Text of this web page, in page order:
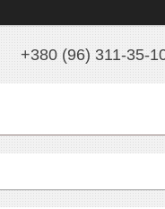
+380 (96) 311-35-